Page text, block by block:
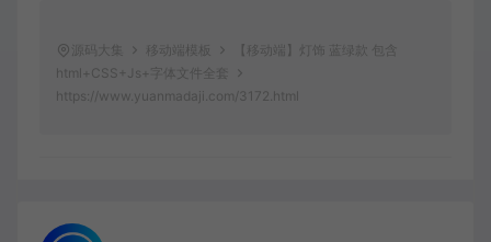
源码大集 移动端模板
【移动端】灯饰 蓝绿款 包含
html+CSS+Js+字体文件全套
https://www.yuanmadaji.com/3172.html